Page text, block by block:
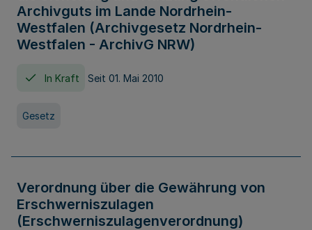
Archivguts im Lande Nordrhein-
Westfalen (Archivgesetz Nordrhein-
Westfalen - ArchivG NRW)
In Kraft Seit 01. Mai 2010
Gesetz
Verordnung über die Gewährung von
Erschwerniszulagen
(Erschwerniszulagenverordnung)